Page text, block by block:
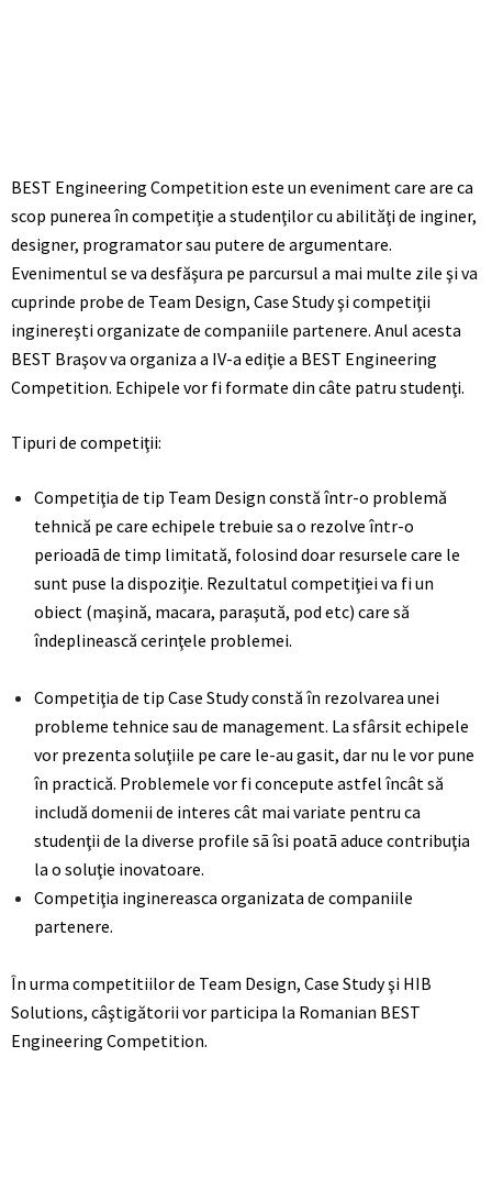
BEST Engineering Competition este un eveniment care are ca
scop punerea în competiţie a studenţilor cu abilităţi de inginer,
designer, programator sau putere de argumentare.
Evenimentul se va desfăşura pe parcursul a mai multe zile şi va
cuprinde probe de Team Design, Case Study şi competiţii
inginereşti organizate de companiile partenere. Anul acesta
BEST Braşov va organiza a IV-a ediţie a BEST Engineering
Competition. Echipele vor fi formate din câte patru studenţi.
Tipuri de competiţii:
Competiţia de tip Team Design constă într-o problemă
tehnică pe care echipele trebuie sa o rezolve într-o
perioadã de timp limitată, folosind doar resursele care le
sunt puse la dispoziţie. Rezultatul competiţiei va fi un
obiect (maşină, macara, paraşută, pod etc) care să
îndeplinească cerinţele problemei.
Competiţia de tip Case Study constă în rezolvarea unei
probleme tehnice sau de management. La sfârsit echipele
vor prezenta soluţiile pe care le-au gasit, dar nu le vor pune
în practică. Problemele vor fi concepute astfel încât să
includă domenii de interes cât mai variate pentru ca
studenţii de la diverse profile sã îsi poatã aduce contribuţia
la o soluţie inovatoare.
Competiţia inginereasca organizata de companiile
partenere.
În urma competitiilor de Team Design, Case Studyşi HIB
Solutions, câştigătorii vor participa la Romanian BEST
Engineering Competition.